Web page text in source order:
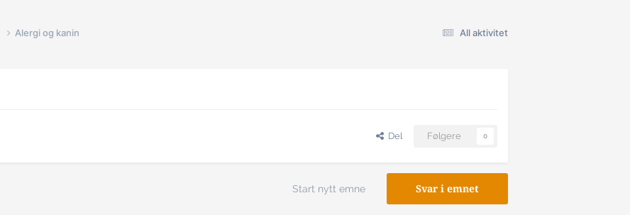
All aktivitet
Alergi og kanin
Del Følgere 0
Svar i emnet
Start nytt emne